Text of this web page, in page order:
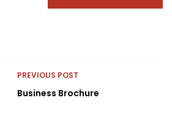
PREVIOUS POST
Business Brochure